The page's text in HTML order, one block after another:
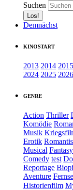
Suchen
Demnächst
KINOSTART
2013 2014 2015
2024 2025 2026
GENRE
Action Thriller
Komödie
Musik
Erotik
Musical Fantasy
Comedy test
Reportage
Aventure
Historienfilm